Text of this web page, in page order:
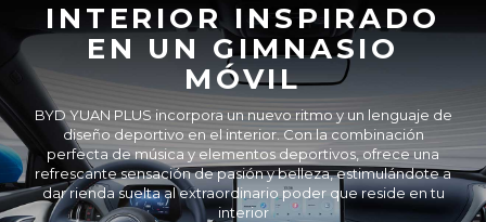
INTERIOR INSPIRADO
EN UN GIMNASIO
MÓVIL
BYD YUAN PLUS incorpora un nuevo ritmo y un lenguaje de
diseño deportivo en el interior. Con la combinación
perfecta de música y elementos deportivos, ofrece una
refrescante sensación de pasión y belleza, estimulándote a
dar rienda suelta al extraordinario poder que reside en tu
interior